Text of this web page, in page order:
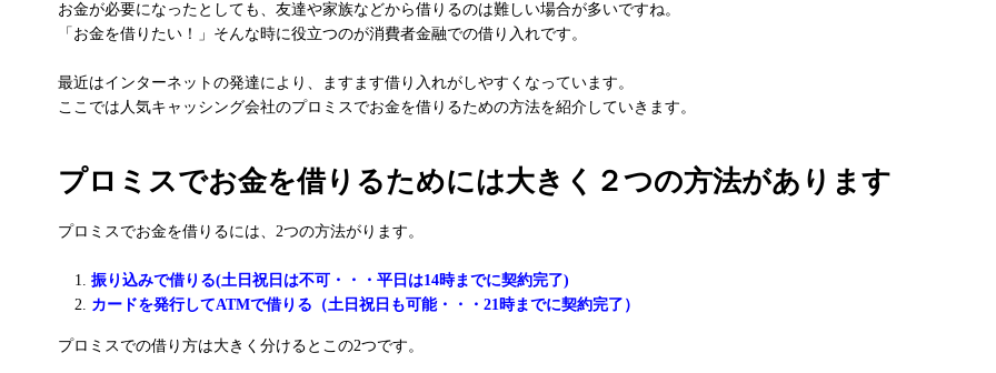
お金が必要になったとしても、友達や家族などから借りるのは難しい場合が多いですね。
「お金を借りたい！」そんな時に役立つのが消費者金融での借り入れです。
最近はインターネットの発達により、ますます借り入れがしやすくなっています。
ここでは人気キャッシング会社のプロミスでお金を借りるための方法を紹介していきます。
プロミスでお金を借りるためには大きく２つの方法があります
プロミスでお金を借りるには、2つの方法がります。
振り込みで借りる(土日祝日は不可・・・平日は14時までに契約完了)
カードを発行してATMで借りる（土日祝日も可能・・・21時までに契約完了）
プロミスでの借り方は大きく分けるとこの2つです。